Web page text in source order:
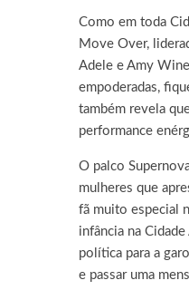
Como em toda
Move Over,
Adele e Amy
empoderadas,
também revela
performance
O palco
mulheres que
fã muito especial
infância na
política para a
e passar uma